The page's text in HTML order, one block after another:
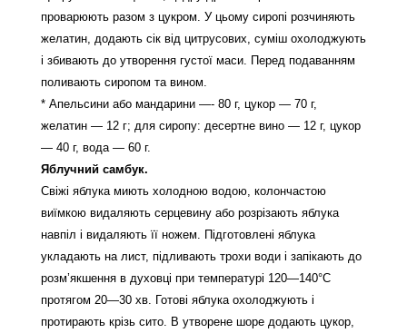
проварюють разом з цукром. У цьому сиропі розчиняють
желатин, додають сік від цитрусових, суміш охолоджують
і збивають до утворення густої маси. Перед подаванням
поливають сиропом та вином.
* Апельсини або мандарини —- 80 г, цукор — 70 г,
желатин — 12 г; для сиропу: десертне вино — 12 г, цукор
— 40 г, вода — 60 г.
Яблучний самбук.
Свіжі яблука миють холодною водою, колончастою
виїмкою видаляють серцевину або розрізають яблука
навпіл і видаляють її ножем. Підготовлені яблука
укладають на лист, підливають трохи води і запікають до
розм’якшення в духовці при температурі 120—140°С
протягом 20—30 хв. Готові яблука охолоджують і
протирають крізь сито. В утворене шоре додають цукор,